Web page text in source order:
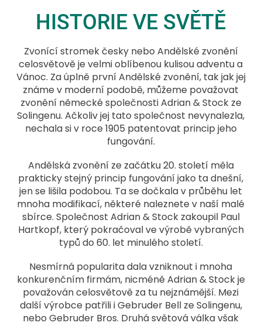
HISTORIE VE SVĚTĚ
Zvonící stromek česky nebo Andělské zvonění
celosvětově je velmi oblíbenou kulisou adventu a
Vánoc. Za úplně první Andělské zvonění, tak jak jej
známe v moderní podobě, můžeme považovat
zvonění německé společnosti Adrian & Stock ze
Solingenu. Ačkoliv jej tato společnost nevynalezla,
nechala si v roce 1905 patentovat princip jeho
fungování.
Andělská zvonění ze začátku 20. století měla
prakticky stejný princip fungování jako ta dnešní,
jen se lišila podobou. Ta se dočkala v průběhu let
mnoha modifikací, některé naleznete v naší malé
sbírce. Společnost Adrian & Stock zakoupil Paul
Hartkopf, který pokračoval ve výrobě vybraných
typů do 60. let minulého století.
Nesmírná popularita dala vzniknout i mnoha
konkurenčním firmám, nicméně Adrian & Stock je
považován celosvětově za tu nejznámější. Mezi
další výrobce patřili i Gebruder Bell ze Solingenu,
nebo Gebruder Bros. Druhá světová válka však